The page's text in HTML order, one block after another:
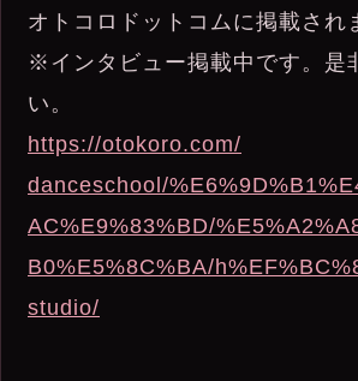
オトコロドットコムに掲載され
※インタビュー掲載中です。是
い。
https://otokoro.com/
danceschool/
AC%E9%83%BD/
B0%E5%8C%BA/
studio/